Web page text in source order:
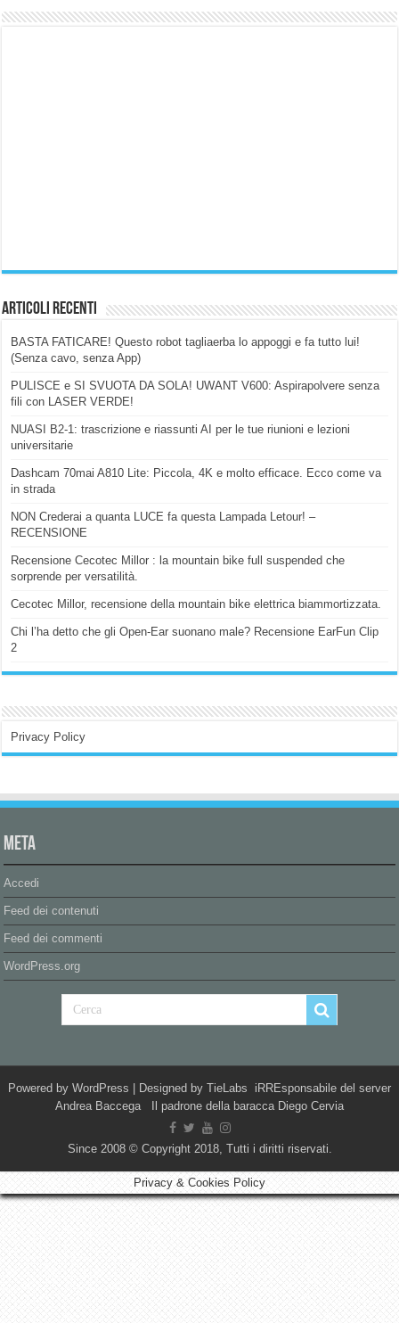
Articoli Recenti
BASTA FATICARE! Questo robot tagliaerba lo appoggi e fa tutto lui!
(Senza cavo, senza App)
PULISCE e SI SVUOTA DA SOLA! UWANT V600: Aspirapolvere senza
fili con LASER VERDE!
NUASI B2-1: trascrizione e riassunti AI per le tue riunioni e lezioni
universitarie
Dashcam 70mai A810 Lite: Piccola, 4K e molto efficace. Ecco come va
in strada
NON Crederai a quanta LUCE fa questa Lampada Letour! –
RECENSIONE
Recensione Cecotec Millor : la mountain bike full suspended che
sorprende per versatilità.
Cecotec Millor, recensione della mountain bike elettrica biammortizzata.
Chi l’ha detto che gli Open-Ear suonano male? Recensione EarFun Clip
2
Privacy Policy
Meta
Accedi
Feed dei contenuti
Feed dei commenti
WordPress.org
Powered by WordPress | Designed by TieLabs iRREsponsabile del server
Andrea Baccega Il padrone della baracca Diego Cervia
Since 2008 © Copyright 2018, Tutti i diritti riservati.
Privacy & Cookies Policy